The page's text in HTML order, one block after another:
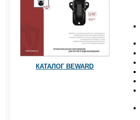
КАТАЛОГ BEWARD